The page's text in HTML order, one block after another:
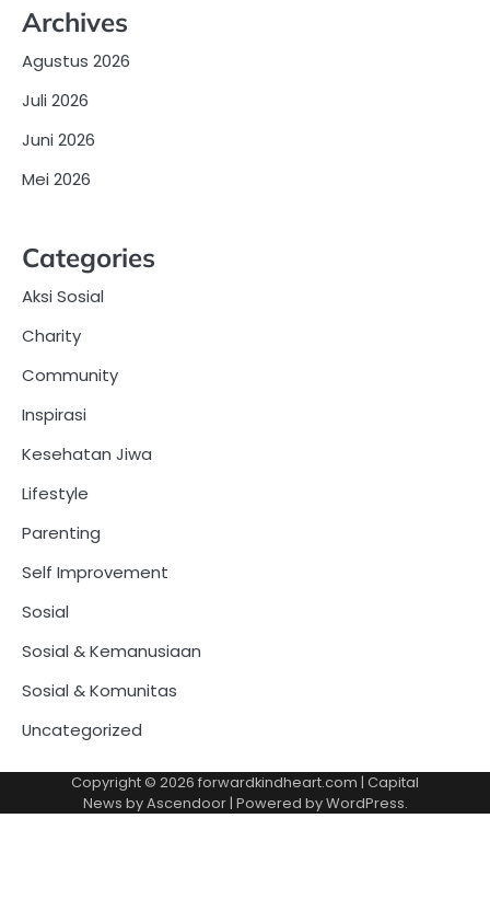
Archives
Agustus 2026
Juli 2026
Juni 2026
Mei 2026
Categories
Aksi Sosial
Charity
Community
Inspirasi
Kesehatan Jiwa
Lifestyle
Parenting
Self Improvement
Sosial
Sosial & Kemanusiaan
Sosial & Komunitas
Uncategorized
Copyright © 2026 forwardkindheart.com | Capital
News byAscendoor| Powered byWordPress.